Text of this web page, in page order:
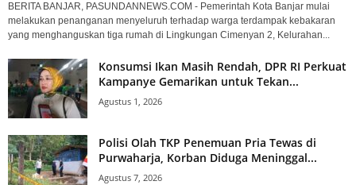
BERITA BANJAR, PASUNDANNEWS.COM - Pemerintah Kota Banjar mulai
melakukan penanganan menyeluruh terhadap warga terdampak kebakaran
yang menghanguskan tiga rumah di Lingkungan Cimenyan 2, Kelurahan...
Konsumsi Ikan Masih Rendah, DPR RI Perkuat
Kampanye Gemarikan untuk Tekan...
Agustus 1, 2026
Polisi Olah TKP Penemuan Pria Tewas di
Purwaharja, Korban Diduga Meninggal...
Agustus 7, 2026